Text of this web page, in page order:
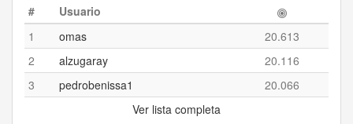
#
Usuario
1
omas
20.613
2
alzugaray
20.116
3
pedrobenissa1
20.066
Ver lista completa